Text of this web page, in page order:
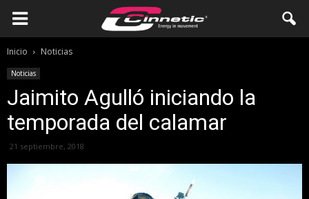
Inicio Noticias
Noticias
Jaimito Agulló iniciando la
temporada del calamar
21 septiembre, 2018